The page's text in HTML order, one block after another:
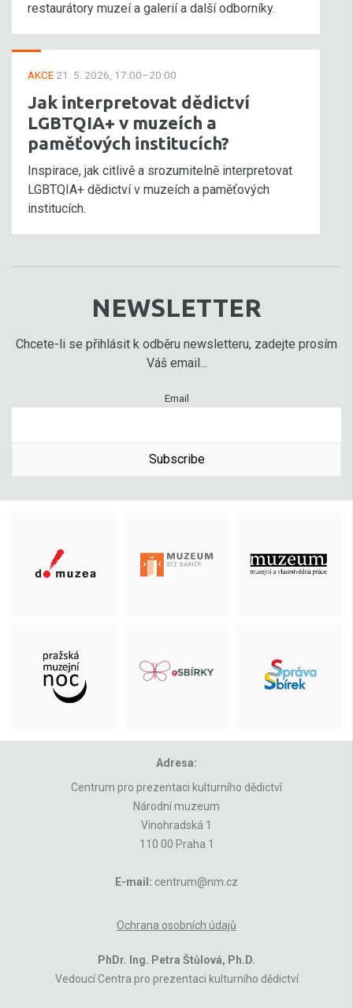
restaurátory muzeí a galerií a další odborníky.
AKCE 21. 5. 2026, 17:00–20:00
Jak interpretovat dědictví
LGBTQIA+ v muzeích a
paměťových institucích?
Inspirace, jak citlivě a srozumitelně interpretovat
LGBTQIA+ dědictví v muzeích a paměťových
institucích.
NEWSLETTER
Chcete-li se přihlásit k odběru newsletteru, zadejte prosím
Váš email...
Email
Subscribe
Adresa:
Centrum pro prezentaci kulturního dědictví
Národní muzeum
Vinohradská 1
110 00 Praha 1
E-mail: centrum@nm.cz
Ochrana osobních údajů
PhDr. Ing. Petra Štůlová, Ph.D.
Vedoucí Centra pro prezentaci kulturního dědictví